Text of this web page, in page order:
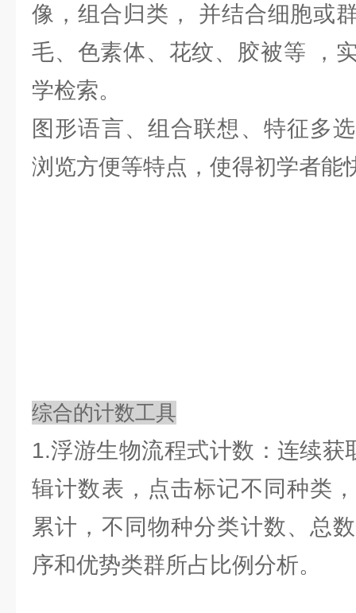
像，组合归类， 并结合细胞或
毛、色素体、花纹、胶被等 ，
学检索。
图形语言、组合联想、特征多
浏览方便等特点，使得初学者能
综合的计数工具
1.浮游生物流程式计数：连续获
辑计数表，点击标记不同种类
累计，不同物种分类计数、总
序和优势类群所占比例分析。